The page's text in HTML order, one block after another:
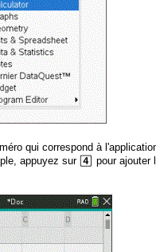
qui correspond à
appuyez sur 4 pour ajouter